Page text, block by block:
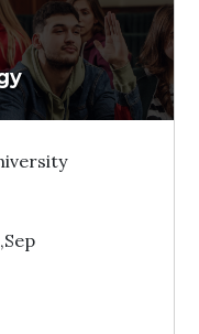
Interlink